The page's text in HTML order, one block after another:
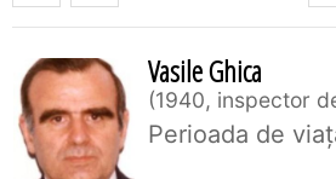
Vasile Ghica
1940, inspector
Perioada de